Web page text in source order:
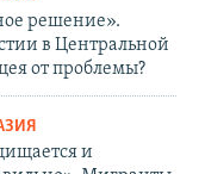
решение».
в Центральной
от проблемы?
и